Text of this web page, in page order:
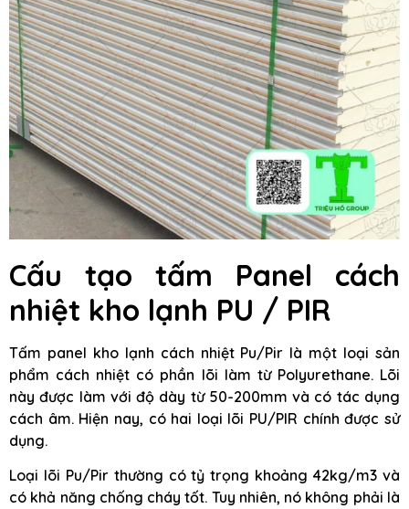
Cấu tạo tấm Panel cách
nhiệt kho lạnh PU / PIR
Tấm panel kho lạnh cách nhiệt Pu/Pir là một loại sản
phẩm cách nhiệt có phần lõi làm từ Polyurethane. Lõi
này được làm với độ dày từ 50-200mm và có tác dụng
cách âm. Hiện nay, có hai loại lõi PU/PIR chính được sử
dụng.
Loại lõi Pu/Pir thường có tỷ trọng khoảng 42kg/m3 và
có khả năng chống cháy tốt. Tuy nhiên, nó không phải là